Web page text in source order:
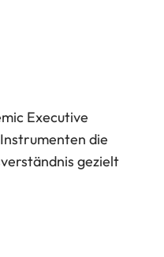
Executive
die
gezielt